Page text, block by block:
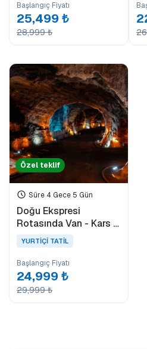
Başlangıç Fiyatı
25,499 ₺
28,999 ₺
Özel teklif
Süre 4 Gece 5 Gün
Doğu Ekspresi
Rotasında Van - Kars -
Erzurum Turu (Ara Tatil
Özel)
YURTİÇİ TATİL
Başlangıç Fiyatı
24,999 ₺
29,999 ₺